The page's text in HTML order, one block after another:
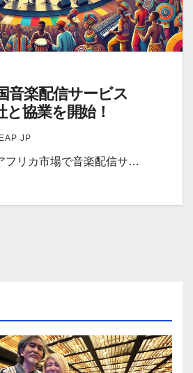
音楽配信サービス
協業を開始！
JP
フリカ市場で音楽配信サ…